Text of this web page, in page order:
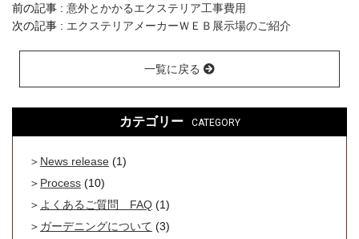
前の記事 : 意外とかかるエクステリア工事費用
次の記事 : エクステリアメーカーＷＥＢ展示場のご紹介
一覧に戻る
カテゴリー CATEGORY
News release (1)
Process (10)
よくあるご質問 FAQ (1)
ガーデニングについて (3)